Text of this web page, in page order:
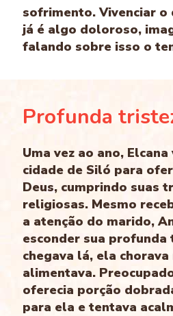
sofrimento. Vivenciar o
já é algo doloroso,
falando sobre isso o
Profunda
Uma vez ao ano,
cidade de Siló para
Deus, cumprindo suas
religiosas. Mesmo
a atenção do marido,
esconder sua profunda
chegava lá, ela
alimentava.
oferecia porção
para ela e tentava